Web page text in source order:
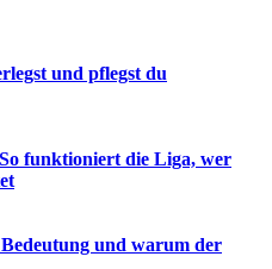
und pflegst du
funktioniert die Liga, wer
und warum der